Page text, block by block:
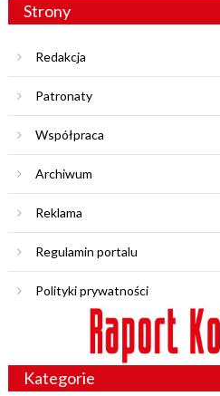
Strony
Redakcja
Patronaty
Współpraca
Archiwum
Reklama
Regulamin portalu
Polityki prywatności
Kategorie